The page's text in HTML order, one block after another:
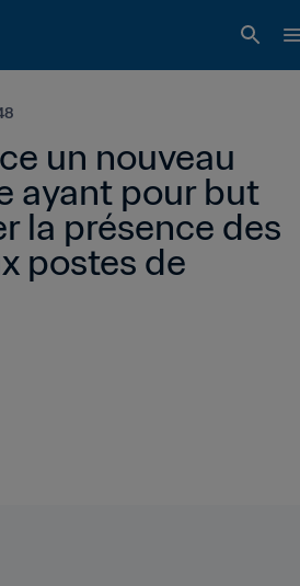
un nouveau
ayant pour but
la présence des
postes de